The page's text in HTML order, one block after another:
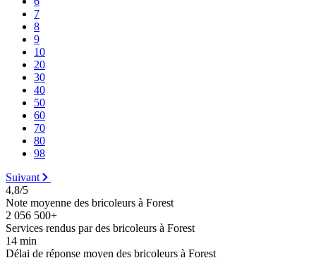
7
8
9
10
20
30
40
50
60
70
80
98
Suivant
4,8/5
Note moyenne des bricoleurs à Forest
2 056 500+
Services rendus par des bricoleurs à Forest
14 min
Délai de réponse moyen des bricoleurs à Forest